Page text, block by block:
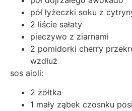
pół łyżeczki soku z
2 liście sałaty
pieczywo z ziarnami
2 pomidorki cherry
wzdłuż
sos aioli:
2 żółtka
1 mały ząbek czosnku